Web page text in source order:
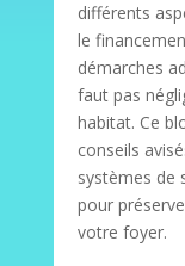
différents
le
démarches
faut pas
habitat. Ce
conseils
systèmes de
pour
votre foyer.